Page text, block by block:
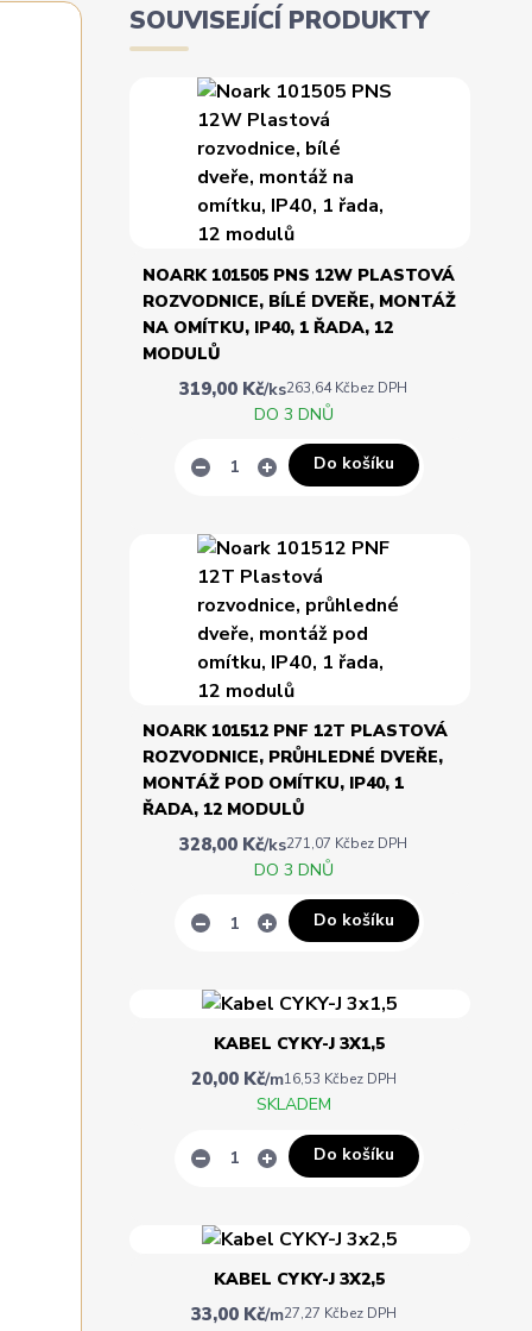
SOUVISEJÍCÍ PRODUKTY
NOARK 101505 PNS 12W PLASTOVÁ
ROZVODNICE, BÍLÉ DVEŘE, MONTÁŽ
NA OMÍTKU, IP40, 1 ŘADA, 12
MODULŮ
319,00 Kč/ks263,64 Kčbez DPH
DO 3 DNŮ
Do košíku
NOARK 101512 PNF 12T PLASTOVÁ
ROZVODNICE, PRŮHLEDNÉ DVEŘE,
MONTÁŽ POD OMÍTKU, IP40, 1
ŘADA, 12 MODULŮ
328,00 Kč/ks271,07 Kčbez DPH
DO 3 DNŮ
Do košíku
KABEL CYKY-J 3X1,5
20,00 Kč/m16,53 Kčbez DPH
SKLADEM
Do košíku
KABEL CYKY-J 3X2,5
33,00 Kč/m27,27 Kčbez DPH